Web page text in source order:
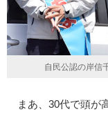
自民公認の岸信
まあ、30代で頭が